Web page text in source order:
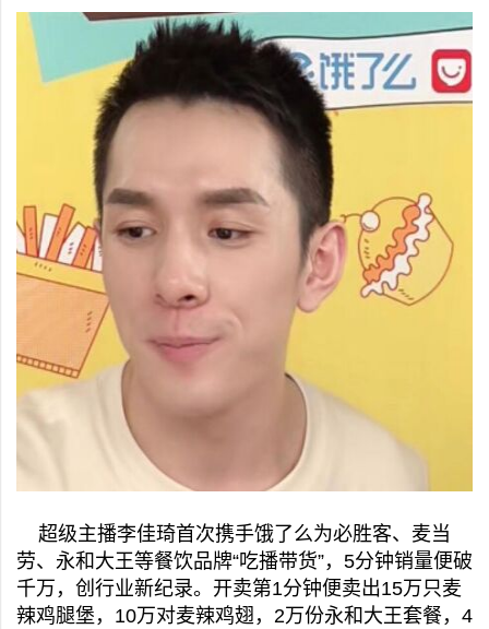
超级主播李佳琦首次携手饿了么为必胜客、麦当
劳、永和大王等餐饮品牌“吃播带货”，5分钟销量便破
千万，创行业新纪录。开卖第1分钟便卖出15万只麦
辣鸡腿堡，10万对麦辣鸡翅，2万份永和大王套餐，4